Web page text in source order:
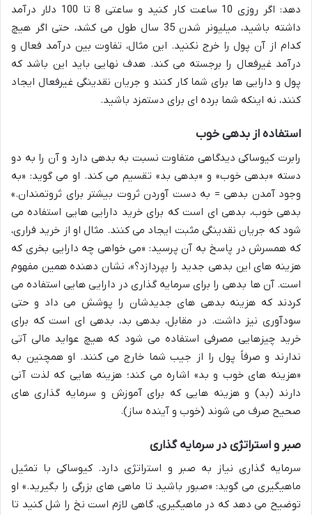
دهد: اگر روزی 10 ساعت کار کنید و ساعتی 8 تا 100 دلار درآمد
داشته باشید، میلیونر شدن 35 سال طول می کشد، حتی اگر هیچ
کدام از آن پول را خرج نکنید. این مثال، تفاوت بین درآمد فعال و
درآمد غیرفعال را برجسته می کند. هدف نهایی باید این باشد که
پول و دارایی ها برای شما کار کنند و جریان نقدینگی غیرفعال ایجاد
کنند، نه اینکه شما برده ای برای دستمزد باشید.
استفاده از بدهی خوب
رابرت کیوساکی دیدگاهی متفاوت نسبت به بدهی دارد و آن را به دو
دسته «بدهی خوب» و «بدهی بد» تقسیم می کند. او می گوید: «به
وجود آمدن بدهی = به دست آوردن ثروت بیشتر برای ثروتمندان.»
بدهی خوب، بدهی ای است که برای خرید دارایی هایی استفاده می
شود که جریان نقدینگی مثبت ایجاد می کنند. مثال او از خرید فراری،
که همسرش در پاسخ به آن پرسید: «می خواهی چه دارایی بخری که
هزینه های این بدهی جدید را بپردازد؟»، نشان دهنده همین مفهوم
است. آن ها بدهی را برای سرمایه گذاری در دارایی هایی استفاده می
کردند که هزینه بدهی های جدیدشان را پوشش می داد و حتی
سودآوری نیز داشت. در مقابل، بدهی بد، بدهی ای است که برای
خرید چیزهایی مصرفی استفاده می شود که هیچ عواید مالی آتی
ندارند و صرفاً پول را از جیب شما خارج می کنند. او همچنین به
«هزینه های خوب و بد» اشاره می کند؛ هزینه هایی که لذت آنی
دارند (بد) و هزینه هایی که برای آموزش و سرمایه گذاری های
صحیح صرف می شوند (خوب و آینده ساز).
صبر و استراتژی در سرمایه گذاری
سرمایه گذاری نیاز به صبر و استراتژی دارد. کیوساکی با تمثیل
ماهیگیری می گوید: «صبور باشید تا ماهی های بزرگی را بگیرید.» او
توضیح می دهد که در ماهیگیری، گاهی لازم است نخ را شل کنید تا